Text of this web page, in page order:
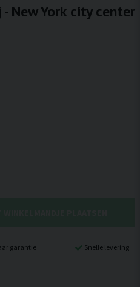
New York city center
garantie Snelle levering